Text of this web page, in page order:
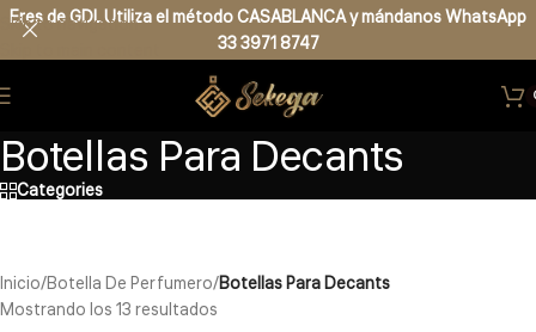
Skip to navigation
Eres de GDL Utiliza el método CASABLANCAymándanosWhatsApp
33 3971 8747
Botellas Para Decants
Categories
Inicio/Botella De Perfumero/Botellas Para Decants
Mostrando los 13 resultados